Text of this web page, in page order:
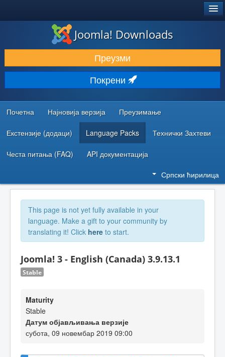
ПРЕУЗИМАЊЕ И ПРОШИРЕЊА (ЕКСТЕНЗИЈЕ)
ОТКРИЈТЕ И НАУЧИТЕ
ЗАЈЕДНИЦА И ПОДРШКА
РЕСУРСИ ЗА РАЗВОЈ
Joomla! Downloads
Преузми
Покрени
Почетна Најновија верзија Преузимање
Екстензије (додаци) Language Packs Технички Захтеви
Честа питања (FAQ) API документација
Српски ћирилица
This page is not yet fully available in your
language. Make a gift to your community by
translating it! Click here to start.
Joomla! 3 - English (Canada) 3.9.13.1
Stable
Maturity
Stable
Датум објављивања верзије
субота, 09 новембар 2019 09:00